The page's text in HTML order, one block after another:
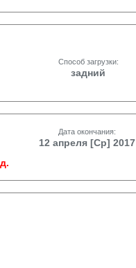
Способ загрузки:
задний
Дата окончания:
12 апреля [Ср] 2017